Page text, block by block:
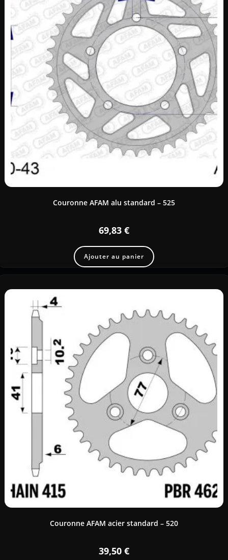
Couronne AFAM alu standard – 525
69,83 €
Ajouter au panier
Couronne AFAM acier standard – 520
39,50 €